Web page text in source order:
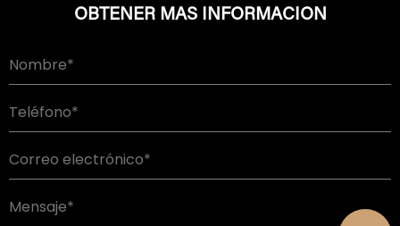
OBTENER MAS INFORMACION